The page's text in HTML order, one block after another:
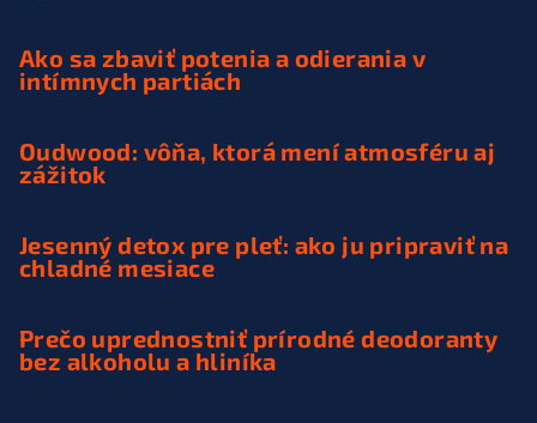
Ako sa zbaviť potenia a odierania v
intímnych partiách
Oudwood: vôňa, ktorá mení atmosféru aj
zážitok
Jesenný detox pre pleť: ako ju pripraviť na
chladné mesiace
Prečo uprednostniť prírodné deodoranty
bez alkoholu a hliníka